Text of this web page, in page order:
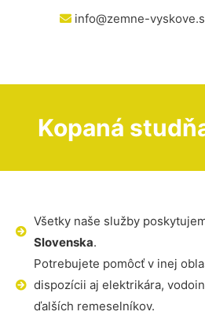
info@zemne-
Kopaná
Všetky naše služby
Slovenska.
Potrebujete pomôcť v inej
dispozícii aj elektrikára,
ďalších remeselníkov.